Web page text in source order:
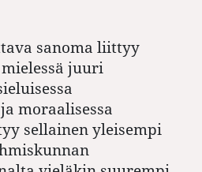
sanoma liittyy
juuri
moraalisessa
sellainen yleisempi